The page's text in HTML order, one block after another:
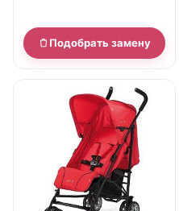
Подобрать замену
нет в продаже